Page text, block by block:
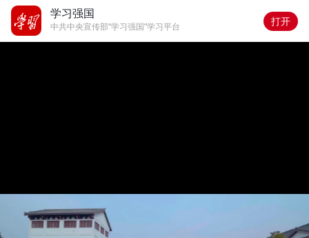
学习强国
中共中央宣传部“学习强国”学习平台 打开